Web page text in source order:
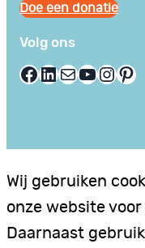
Doe een donatie
Volg ons
Facebook LinkedIn E-mail YouTube InstagramPinterest
Wij gebruiken
onze website
Daarnaast